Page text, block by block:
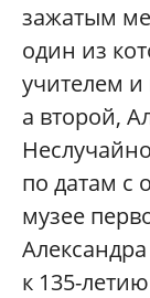
зажатым
один из
учителем
а второй,
по датам с
музее
к 135-